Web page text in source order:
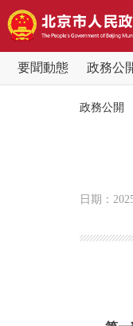
要聞動態 政務公
政務公開
日期：